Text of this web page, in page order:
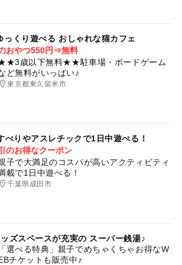
っくり遊べる おしゃれな猫カフェ
おやつ550円⇒無料
歳以下無料★★駐車場・ボードゲーム
ど無料がいっぱい♪
東京都東久留米市
べりやアスレチックで1日中遊べる！
のお得なクーポン
子で大満足のコスパが高いアクティビティ
載で1日中遊べる！
千葉県成田市
ッズスペースが充実の スーパー銭湯♪
「選べる特典」親子でめちゃくちゃお得なW
チケットも販売中♪